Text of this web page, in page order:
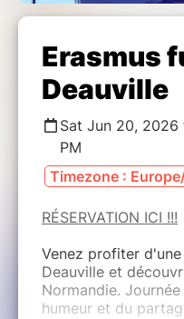
Erasmus
Deauville
Sat Jun 20,
PM
Timezone :
RÉSERVATION ICI !!!
Venez profiter
Deauville et
Normandie.
humeur et du